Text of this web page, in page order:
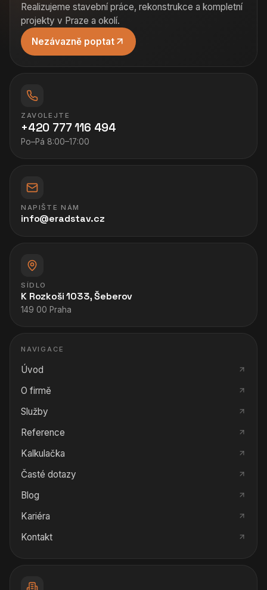
Realizujeme stavební práce, rekonstrukce a kompletní
projekty v Praze a okolí.
Nezávazně poptat
ZAVOLEJTE
+420 777 116 494
Po–Pá 8:00–17:00
NAPIŠTE NÁM
info@eradstav.cz
SÍDLO
K Rozkoši 1033, Šeberov
149 00 Praha
NAVIGACE
Úvod
O firmě
Služby
Reference
Kalkulačka
Časté dotazy
Blog
Kariéra
Kontakt